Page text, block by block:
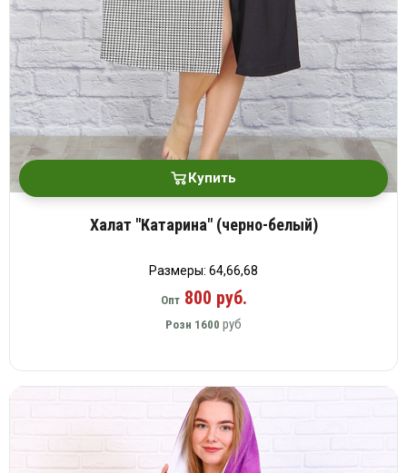
Купить
Халат "Катарина" (черно-белый)
Размеры: 64,66,68
Опт800 руб.
Розн 1600 руб